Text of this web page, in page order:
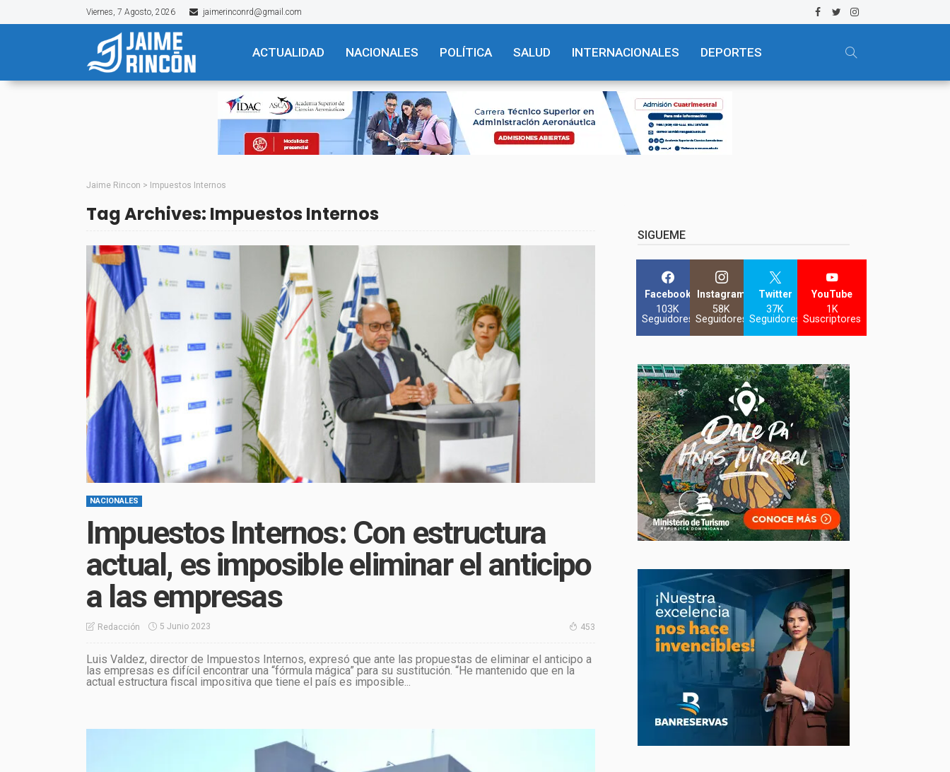
Viernes, 7 Agosto, 2026 jaimerinconrd@gmail.com
ACTUALIDAD NACIONALES POLÍTICA SALUD INTERNACIONALES DEPORTES
Jaime Rincon > Impuestos Internos
Tag Archives: Impuestos Internos
NACIONALES
Impuestos Internos: Con estructura
actual, es imposible eliminar el anticipo
a las empresas
Redacción 5 Junio 2023 453
Luis Valdez, director de Impuestos Internos, expresó que ante las propuestas de eliminar el anticipo a
las empresas es difícil encontrar una “fórmula mágica” para su sustitución. “He mantenido que en la
actual estructura fiscal impositiva que tiene el país es imposible...
SIGUEME
Facebook
103K
Seguidores
Instagram
58K
Seguidores
Twitter
37K
Seguidores
YouTube
1K
Suscriptores